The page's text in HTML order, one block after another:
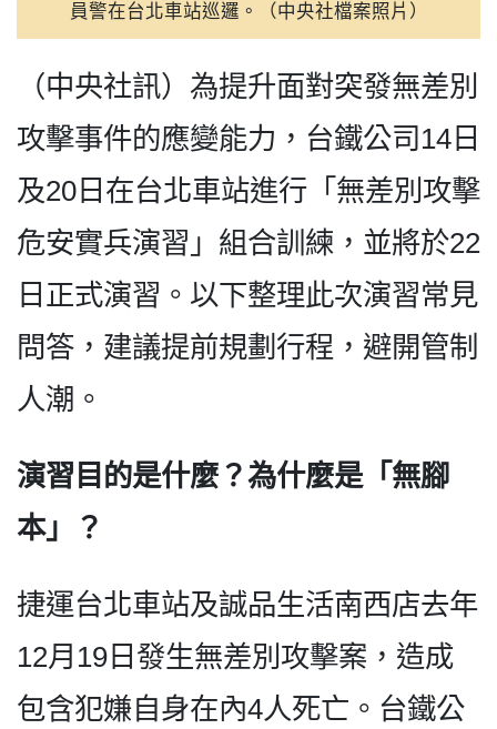
員警在台北車站巡邏。（中央社檔案照片）
（中央社訊）為提升面對突發無差別
攻擊事件的應變能力，台鐵公司14日
及20日在台北車站進行「無差別攻擊
危安實兵演習」組合訓練，並將於22
日正式演習。以下整理此次演習常見
問答，建議提前規劃行程，避開管制
人潮。
演習目的是什麼？為什麼是「無腳
本」？
捷運台北車站及誠品生活南西店去年
12月19日發生無差別攻擊案，造成
包含犯嫌自身在內4人死亡。台鐵公